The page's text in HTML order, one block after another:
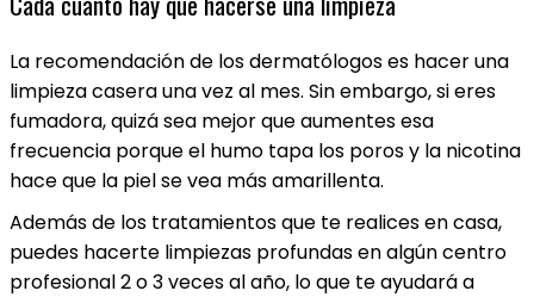
La recomendación de los dermatólogos es hacer una
limpieza casera una vez al mes. Sin embargo, si eres
fumadora, quizá sea mejor que aumentes esa
frecuencia porque el humo tapa los poros y la nicotina
hace que la piel se vea más amarillenta.
Además de los tratamientos que te realices en casa,
puedes hacerte limpiezas profundas en algún centro
profesional 2 o 3 veces al año, lo que te ayudará a